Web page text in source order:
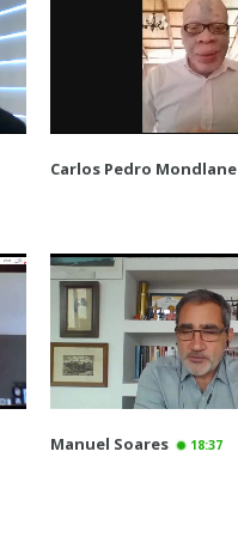
Carlos Pedro Mondlane
Manuel Soares 18:37